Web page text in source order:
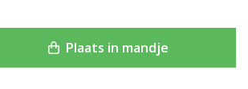
Plaats in mandje